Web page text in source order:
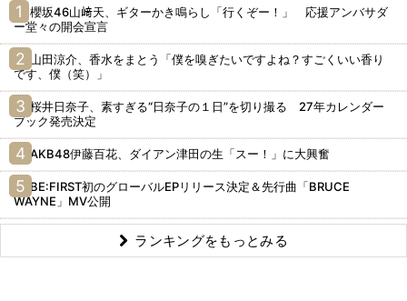
櫻坂46山﨑天、ギターかき鳴らし「行くぞー！」 応援アンバサダ
ー堂々の開会宣言
山田涼介、香水をまとう「僕を嗅ぎたいですよね？すごくいい香り
です、僕（笑）」
桜井日奈子、素すぎる“日奈子の１日”を切り撮る 27年カレンダー
ブック発売決定
AKB48伊藤百花、ダイアン津田の生「スー！」に大興奮
BE:FIRST初のグローバルEPリリース決定＆先行曲「BRUCE
WAYNE」MV公開
ランキングをもっとみる